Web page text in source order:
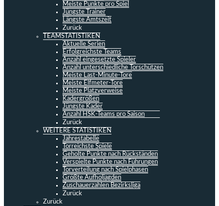
Meiste Punkte pro Spiel
Jüngste Trainer
Längste Amtszeit
Zurück
TEAMSTATISTIKEN
Aktuelle Serien
Erfolgreichste Teams
Anzahl eingesetzte Spieler
Anzahl unterschiedliche Torschützen
Meiste Last-Minute-Tore
Meiste Elfmeter-Tore
Meiste Platzverweise
Kadergrößen
Jüngste Kader
Anzahl HSK-Teams pro Saison
Zurück
WEITERE STATISTIKEN
Jahrestabelle
Torreichste Spiele
Geholte Punkte nach Rückständen
Verspielte Punkte nach Führungen
Torverteilung nach Spielphasen
Größte Aufholjagden
Zuschauerzahlen Bezirksliga
Zurück
Zurück